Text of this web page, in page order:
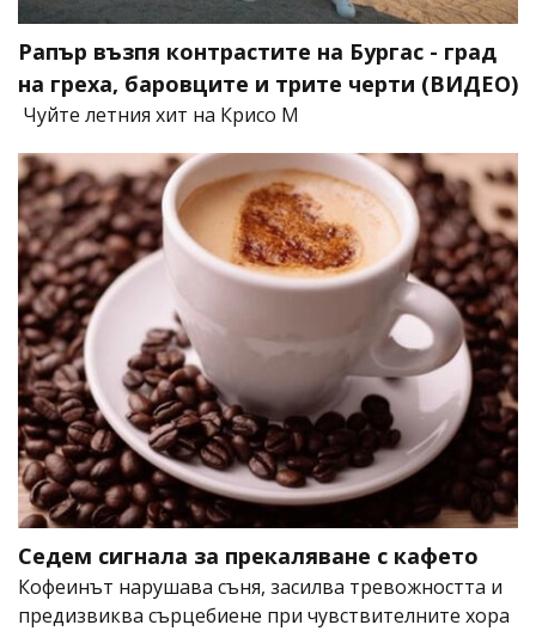
Рапър възпя контрастите на Бургас - град
на греха, баровците и трите черти (ВИДЕО)
Чуйте летния хит на Крисо М
Седем сигнала за прекаляване с кафето
Кофеинът нарушава съня, засилва тревожността и
предизвиква сърцебиене при чувствителните хора